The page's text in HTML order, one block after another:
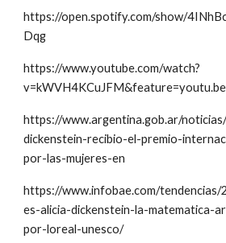
https://open.spotify.com/show/
Dqg
https://www.youtube.com/watch?
v=kWVH4KCuJFM&feature=youtu.be
https://www.argentina.gob.ar/
dickenstein-recibio-el-premio-
por-las-mujeres-en
https://www.infobae.com/
es-alicia-dickenstein-la-matematica-
por-loreal-unesco/